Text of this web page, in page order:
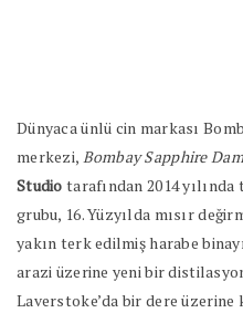
Dünyaca ünlü cin markası
merkezi, Bombay Sapphire
Studio tarafından 2014
grubu, 16. Yüzyılda mısır
yakın terk edilmiş harabe
arazi üzerine yeni bir
Laverstoke’da bir dere üzerine